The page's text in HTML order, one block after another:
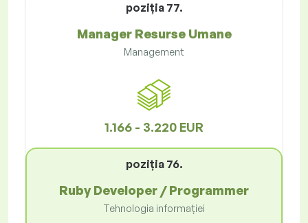
poziţia 77.
Manager Resurse Umane
Management
1.166 - 3.220 EUR
poziţia 76.
Ruby Developer / Programmer
Tehnologia informației